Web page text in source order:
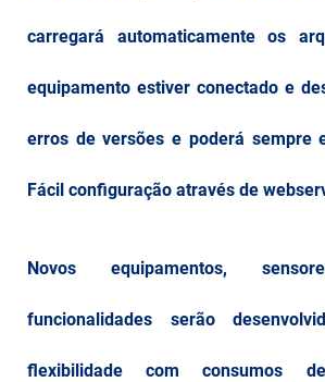
carregará automaticamente os
equipamento estiver conectado e
erros de versões e poderá sempre
Fácil configuração através de
Novos equipamentos,
funcionalidades serão
flexibilidade com consumos